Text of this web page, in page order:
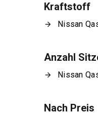
Kraftstoff
Nissan
Anzahl
Nissan
Nach Preis